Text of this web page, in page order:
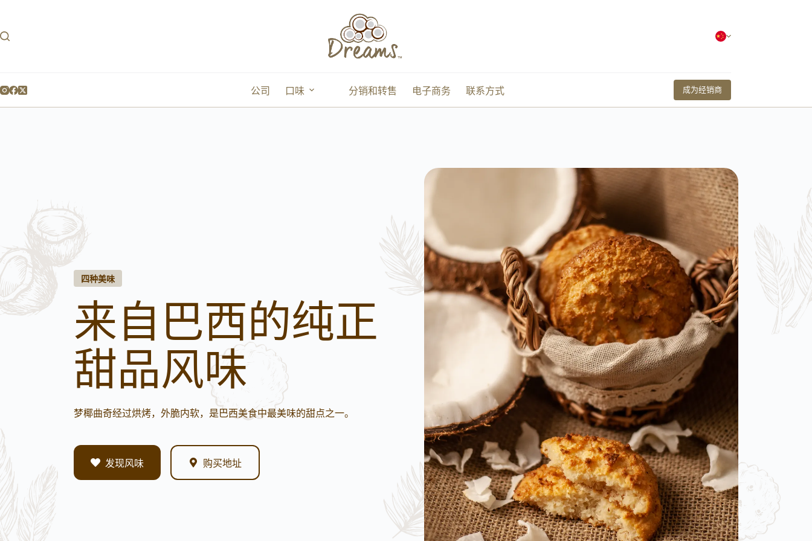
内
公司 口味 分销和转售 电子商务 联系方式 成为经销商
四种美味
来自巴西的纯正
甜品风味
梦椰曲奇经过烘烤，外脆内软，是巴西美食中最美味的甜点之一。
发现风味 购买地址